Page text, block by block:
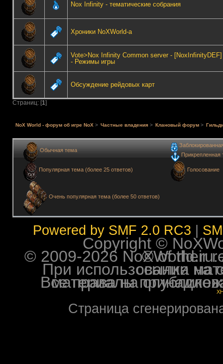
Nox Infinity - тематические собрания
Хроники NoXWorld-а
Vote>Nox Infinity Common server - [NoxInfinityDEF]
- Режимы игры
Обсуждение рейдовых карт
Страниц: [1]
NoX World - форум об игре NoX> Частные владения > Клановый форум >
Обычная тема
Популярная тема (более 25 ответов)
Очень популярная тема (более 50 ответов)
Прикрепленная
Голосование
Powered by SMF 2.0 RC3
Copyright ©
© 2009-2026 NoXWorld.ru. All
При использовании
Все права на опубликованные на форуме
Страница